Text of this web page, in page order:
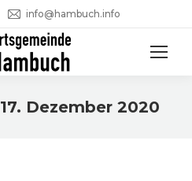
info@hambuch.info
17. Dezember 2020